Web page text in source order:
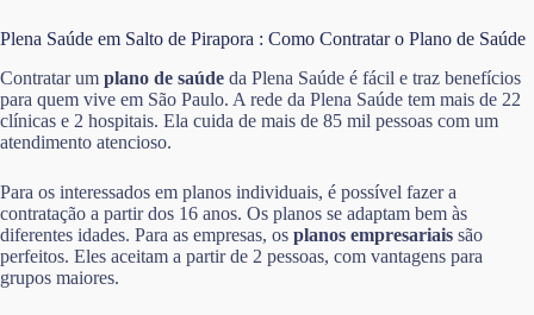
Plena Saúde em Salto de Pirapora : Como Contratar o Plano de Saúde
Contratar um plano de saúde da Plena Saúde é fácil e traz benefícios
para quem vive em São Paulo. A rede da Plena Saúde tem mais de 22
clínicas e 2 hospitais. Ela cuida de mais de 85 mil pessoas com um
atendimento atencioso.
Para os interessados em planos individuais, é possível fazer a
contratação a partir dos 16 anos. Os planos se adaptam bem às
diferentes idades. Para as empresas, os planos empresariais são
perfeitos. Eles aceitam a partir de 2 pessoas, com vantagens para
grupos maiores.